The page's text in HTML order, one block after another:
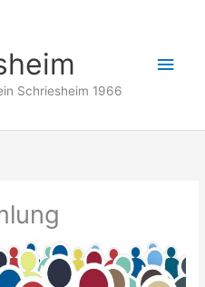
Schriesheim 1966